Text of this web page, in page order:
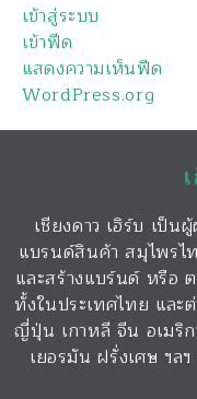
เข้าสู่ระบบ
เข้าฟีด
แสดงความเห็นฟีด
WordPress.org
เชียงดาว เฮิร์บ เป็
แบรนด์สินค้า สมุไพรไ
และสร้างแบร์นด์ หรือ
ทั้งในประเทศไทย และ
ญี่ปุ่น เกาหลี จีน อเมริ
เยอรมัน ฝรั่งเศษ ฯล